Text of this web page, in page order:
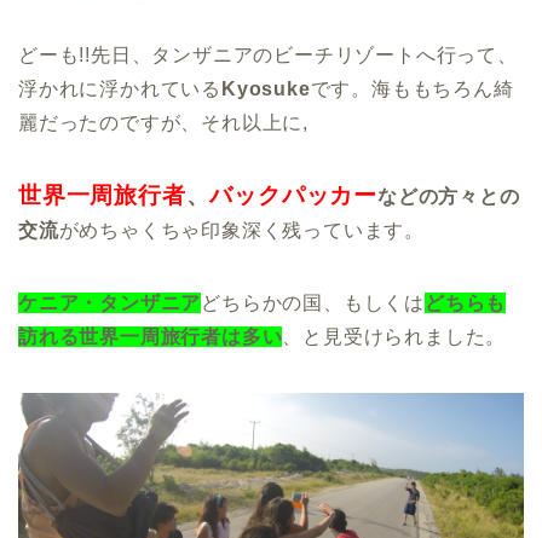
どーも!!先日、タンザニアのビーチリゾートへ行って、
浮かれに浮かれている Kyosukeです。海ももちろん綺
麗だったのですが、それ以上に,
世界一周旅行者、バックパッカーなどの方々との
交流がめちゃくちゃ印象深く残っています。
ケニア・タンザニアどちらかの国、もしくは どちらも
訪れる世界一周旅行者は多い 、と見受けられました。